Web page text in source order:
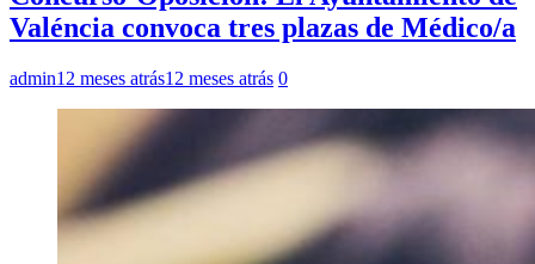
Valéncia convoca tres plazas de Médico/a
admin12 meses atrás12 meses atrás 0